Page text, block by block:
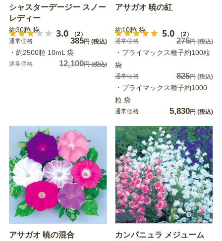
シャスターデージー スノー
レディー
3.0 （2）
約30粒 袋
通常価格 385円 (税込)
・約2500粒 10mL 袋
通常価格 12,100円(税込)
アサガオ 暁の紅
5.0 （2）
約10粒 袋
通常価格 275円(税込)
・プライマックス種子約100粒
袋
通常価格 825円(税込)
・プライマックス種子約1000
粒 袋
通常価格 5,830円 (税込)
アサガオ 暁の混合
カンパニュラ メジューム